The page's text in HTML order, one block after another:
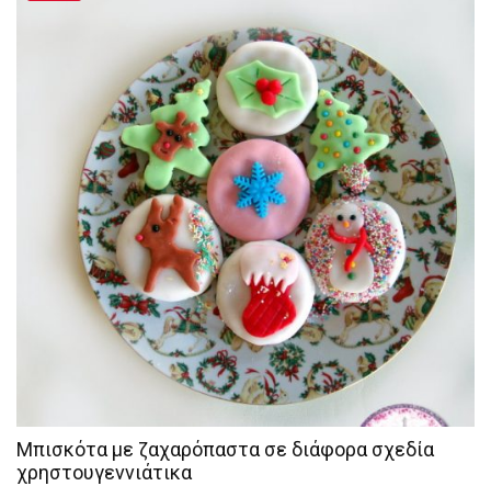
Μπισκότα με ζαχαρόπαστα σε διάφορα σχεδία
χρηστουγεννιάτικα